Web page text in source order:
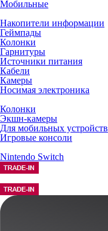
Мобильные
Накопители информации
Геймпады
Колонки
Гарнитуры
Источники питания
Кабели
Камеры
Носимая электроника
Колонки
Экшн-камеры
Для мобильных устройств
Игровые консоли
Nintendo Switch